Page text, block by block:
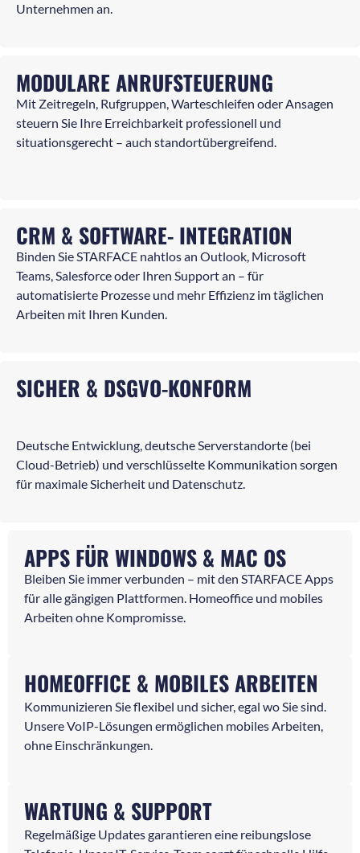
Unternehmen an.
MODULARE ANRUFSTEUERUNG
Mit Zeitregeln, Rufgruppen, Warteschleifen oder Ansagen
steuern Sie Ihre Erreichbarkeit professionell und
situationsgerecht – auch standortübergreifend.
CRM & SOFTWARE- INTEGRATION
Binden Sie STARFACE nahtlos an Outlook, Microsoft
Teams, Salesforce oder Ihren Support an – für
automatisierte Prozesse und mehr Effizienz im täglichen
Arbeiten mit Ihren Kunden.
SICHER & DSGVO-KONFORM
Deutsche Entwicklung, deutsche Serverstandorte (bei
Cloud-Betrieb) und verschlüsselte Kommunikation sorgen
für maximale Sicherheit und Datenschutz.
APPS FÜR WINDOWS & MAC OS
Bleiben Sie immer verbunden – mit den STARFACE Apps
für alle gängigen Plattformen. Homeoffice und mobiles
Arbeiten ohne Kompromisse.
HOMEOFFICE & MOBILES ARBEITEN
Kommunizieren Sie flexibel und sicher, egal wo Sie sind.
Unsere VoIP-Lösungen ermöglichen mobiles Arbeiten,
ohne Einschränkungen.
WARTUNG & SUPPORT
Regelmäßige Updates garantieren eine reibungslose